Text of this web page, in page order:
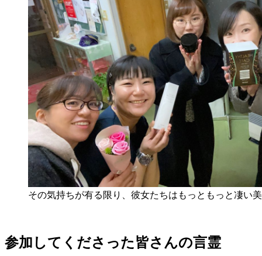
その気持ちが有る限り、彼女たちはもっともっと凄い
参加してくださった皆さんの言霊